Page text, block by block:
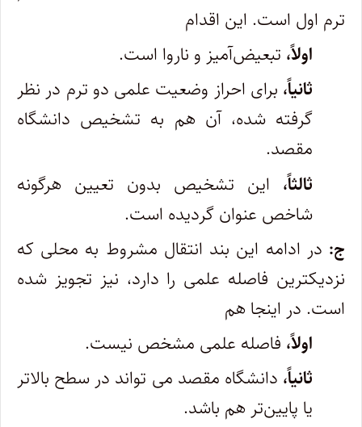
ترم اول است. این اقدام
اولاً، تبعیض‌آمیز و ناروا است.
ثانیاً، برای احراز وضعیت علمی دو ترم در نظر
گرفته شده، آن هم به تشخیص دانشگاه
مقصد.
ثالثاً، این تشخیص بدون تعیین هرگونه
شاخص عنوان گردیده است.
ج: در ادامه این بند انتقال مشروط به محلی که
نزدیکترین فاصله علمی را دارد، نیز تجویز شده
است. در اینجا هم
اولاً، فاصله علمی مشخص نیست.
ثانیاً،
دانشگاه مقصد می ‎تواند در سطح بالاتر
یا پایین‌تر هم باشد.